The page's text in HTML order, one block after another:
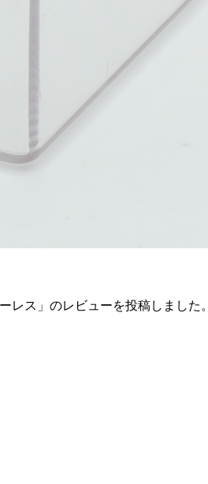
レス」のレビューを投稿しました。